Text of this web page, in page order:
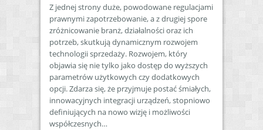
Z jednej strony duże, powodowane regulacjami
prawnymi zapotrzebowanie, a z drugiej spore
zróżnicowanie branż, działalności oraz ich
potrzeb, skutkują dynamicznym rozwojem
technologii sprzedaży. Rozwojem, który
objawia się nie tylko jako dostęp do wyższych
parametrów użytkowych czy dodatkowych
opcji. Zdarza się, że przyjmuje postać śmiałych,
innowacyjnych integracji urządzeń, stopniowo
definiujących na nowo wizję i możliwości
współczesnych…